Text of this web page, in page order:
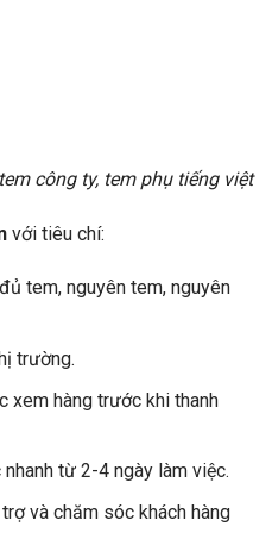
công ty, tem phụ tiếng việt
với tiêu chí:
tem, nguyên tem, nguyên
trường.
xem hàng trước khi thanh
từ 2-4 ngày làm việc.
và chăm sóc khách hàng